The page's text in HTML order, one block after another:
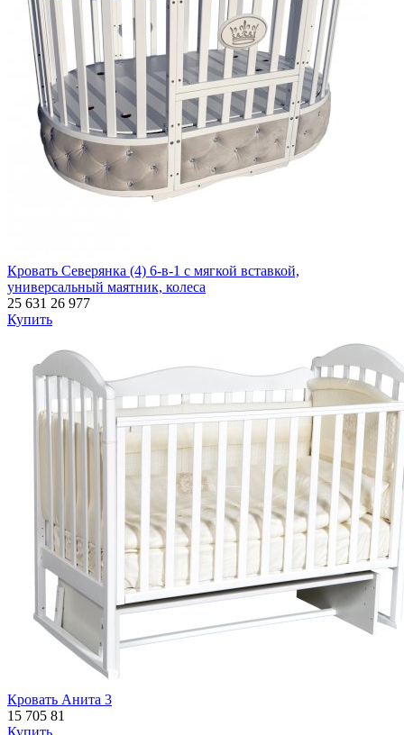
Кровать Северянка (4) 6-в-1 с мягкой вставкой,
универсальный маятник, колеса
25 631 26 977
Купить
Кровать Анита 3
15 705 81